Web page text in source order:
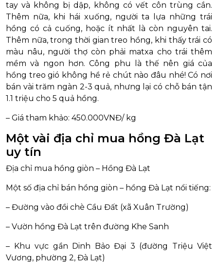
tay và không bị dập, không có vết côn trùng cắn.
Thêm nữa, khi hái xuống, người ta lựa những trái
hồng có cả cuống, hoặc ít nhất là còn nguyên tai.
Thêm nữa, trong thời gian treo hồng, khi thấy trái có
màu nâu, người thợ còn phải matxa cho trái thêm
mềm và ngon hơn. Công phu là thế nên giá của
hồng treo gió không hề rẻ chút nào đâu nhé! Có nơi
bán vài trăm ngàn 2-3 quả, nhưng lại có chỗ bán tận
1.1 triệu cho 5 quả hồng.
– Giá tham khảo: 450.000VNĐ/ kg
Một vài địa chỉ mua hồng Đà Lạt
uy tín
Địa chỉ mua hồng giòn – Hồng Đà Lạt
Một số địa chỉ bán hồng giòn – hồng Đà Lạt nổi tiếng:
– Đường vào đồi chè Cầu Đất (xã Xuân Trường)
– Vườn hồng Đà Lạt trên đường Khe Sanh
– Khu vực gần Dinh Bảo Đại 3 (đường Triệu Việt
Vương, phường 2, Đà Lạt)